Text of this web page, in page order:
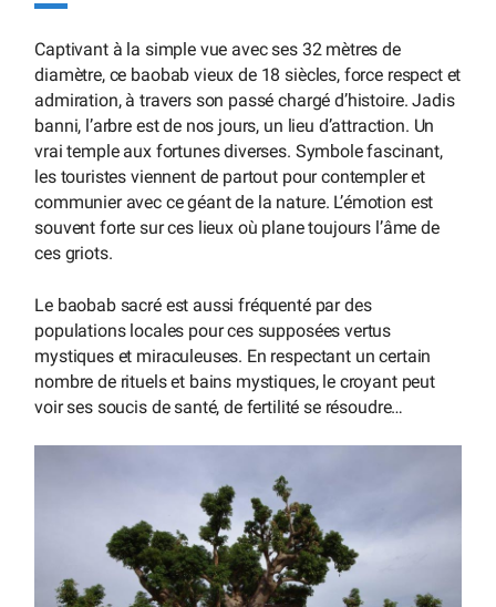
Captivant à la simple vue avec ses 32 mètres de
diamètre, ce baobab vieux de 18 siècles, force respect et
admiration, à travers son passé chargé d’histoire. Jadis
banni, l’arbre est de nos jours, un lieu d’attraction. Un
vrai temple aux fortunes diverses. Symbole fascinant,
les touristes viennent de partout pour contempler et
communier avec ce géant de la nature. L’émotion est
souvent forte sur ces lieux où plane toujours l’âme de
ces griots.
Le baobab sacré est aussi fréquenté par des
populations locales pour ces supposées vertus
mystiques et miraculeuses. En respectant un certain
nombre de rituels et bains mystiques, le croyant peut
voir ses soucis de santé, de fertilité se résoudre…